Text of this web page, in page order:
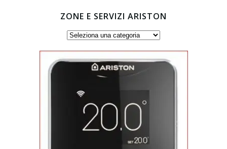
ZONE E SERVIZI ARISTON
Zone
servizi
Ariston